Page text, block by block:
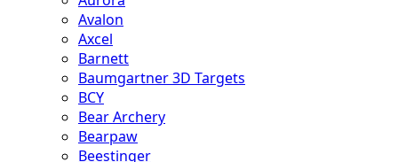
Avalon
Axcel
Barnett
Baumgartner 3D Targets
BCY
Bear Archery
Bearpaw
Beestinger